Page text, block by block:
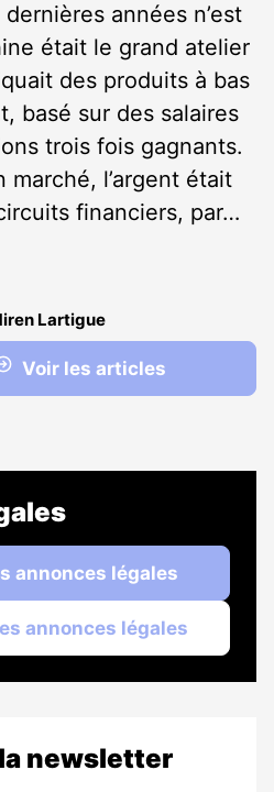
années n’est
était le grand atelier
des produits à bas
basé sur des salaires
trois fois gagnants.
marché, l’argent était
financiers, par…
Lartigue
Voir les articles
annonces légales
annonces légales
newsletter